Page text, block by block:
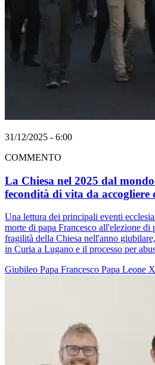
31/12/2025 - 6:00
COMMENTO
La Chiesa nel 2025 dal
fecondità di vita da accogliere
Una lettura dei principali eventi
morte di papa Francesco all'elezione di
fragilità della Chiesa nell'anno
in Curia a Lugano e il processo per
Giubileo Papa Francesco Papa Leone